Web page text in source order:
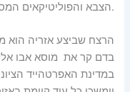
הצבא והפוליטיקאים המסיתים לרצח פלסטינים ולגנבת רכושם.
הרצח שביצע אזריה הוא
בדם קר את מוסא אבו
במדינת האפרטהייד